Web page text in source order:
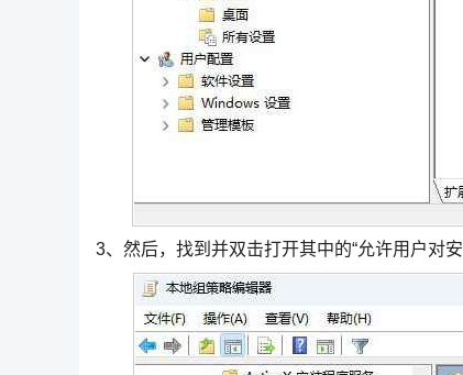
3、然后，找到并双击打开其中的“允许用户对安